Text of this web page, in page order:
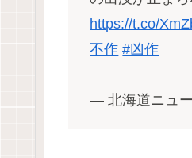
https://t.co/
不作 #凶作
— 北海道ニュ